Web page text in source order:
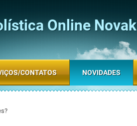
Online Novak
CONTATOS NOVIDADES